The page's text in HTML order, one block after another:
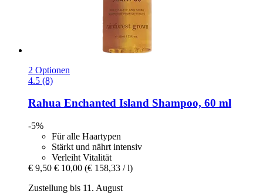
2 Optionen
4.5 (8)
Rahua Enchanted Island Shampoo, 60 ml
-5%
Für alle Haartypen
Stärkt und nährt intensiv
Verleiht Vitalität
€ 9,50 € 10,00 (€ 158,33 / l)
Zustellung bis 11. August